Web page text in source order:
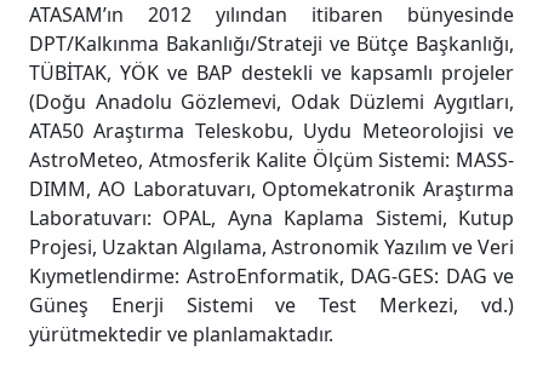
ATASAM’ın 2012 yılından itibaren bünyesinde
DPT/Kalkınma Bakanlığı/Strateji ve Bütçe Başkanlığı,
TÜBİTAK, YÖK ve BAP destekli ve kapsamlı projeler
(Doğu Anadolu Gözlemevi, Odak Düzlemi Aygıtları,
ATA50 Araştırma Teleskobu, Uydu Meteorolojisi ve
AstroMeteo, Atmosferik Kalite Ölçüm Sistemi: MASS-
DIMM, AO Laboratuvarı, Optomekatronik Araştırma
Laboratuvarı: OPAL, Ayna Kaplama Sistemi, Kutup
Projesi, Uzaktan Algılama, Astronomik Yazılım ve Veri
Kıymetlendirme: AstroEnformatik, DAG-GES: DAG ve
Güneş Enerji Sistemi ve Test Merkezi, vd.)
yürütmektedir ve planlamaktadır.